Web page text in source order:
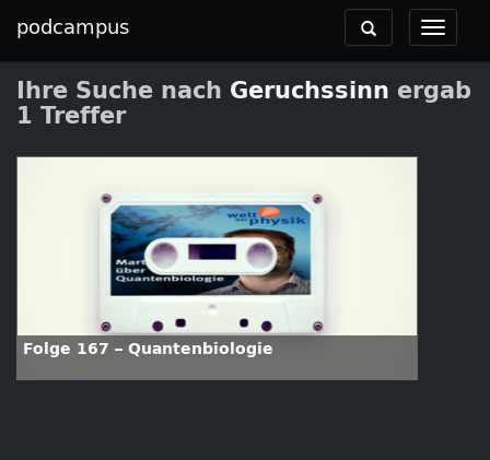
podcampus
Toggle
Toggle
navigation
Ihre Suche nach Geruchssinn ergab
1 Treffer
Folge 167 – Quantenbiologie